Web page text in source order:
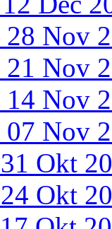
Nov
Nov
Nov
Nov
Okt
Okt